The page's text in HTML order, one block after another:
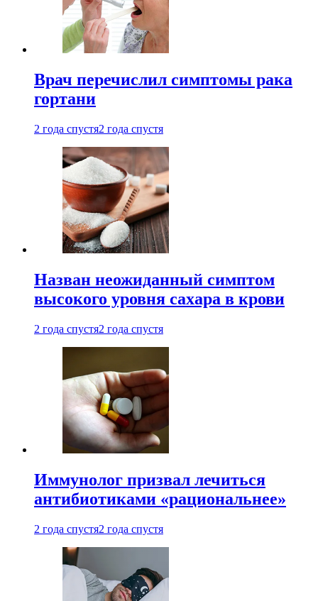
Врач перечислил симптомы рака
гортани
2 года спустя2 года спустя
Назван неожиданный симптом
высокого уровня сахара в крови
2 года спустя2 года спустя
Иммунолог призвал лечиться
антибиотиками «рациональнее»
2 года спустя2 года спустя